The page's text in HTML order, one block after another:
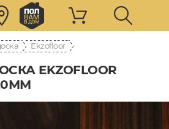
Ekzofloor
EKZOFLOOR